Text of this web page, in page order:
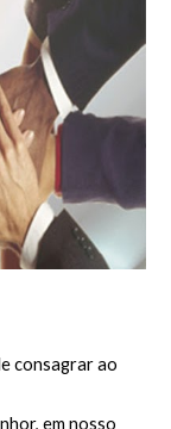
consagrar ao
em nosso